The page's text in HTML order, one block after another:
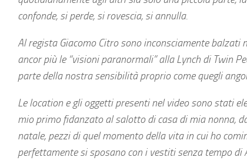
confonde, si perde, si rovescia, si annulla.
Al regista Giacomo Citro sono inconsciamente
ancor più le “visioni paranormali” alla Lynch di Twin
parte della nostra sensibilità proprio come quegli
Le location e gli oggetti presenti nel video sono stati
mio primo fidanzato al salotto di casa di mia nonna,
natale, pezzi di quel momento della vita in cui ho
perfettamente si sposano con i vestiti senza tempo di